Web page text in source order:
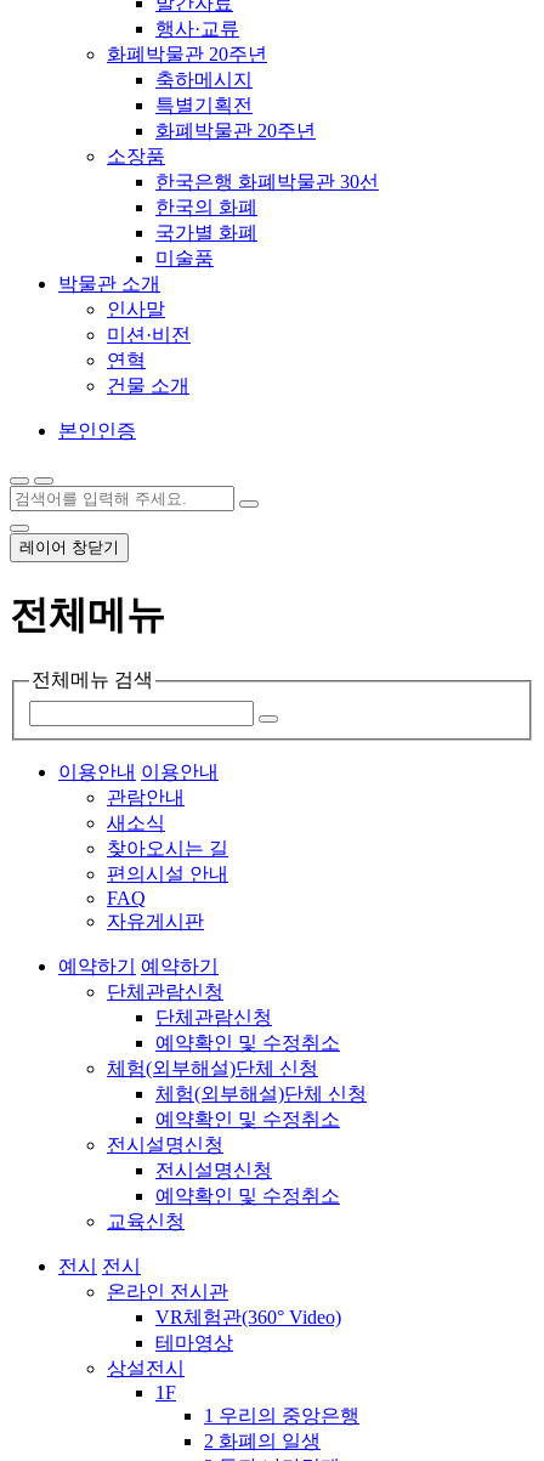
행사·교류
화폐박물관 20주년
축하메시지
특별기획전
화폐박물관 20주년
소장품
한국은행 화폐박물관 30선
한국의 화폐
국가별 화폐
미술품
박물관 소개
인사말
미션·비전
연혁
건물 소개
본인인증
레이어 창닫기
전체메뉴
전체메뉴 검색
이용안내 이용안내
관람안내
새소식
찾아오시는 길
편의시설 안내
FAQ
자유게시판
예약하기
예약하기
단체관람신청
단체관람신청
예약확인 및 수정취소
체험(외부해설)단체 신청
체험(외부해설)단체 신청
예약확인 및 수정취소
전시설명신청
전시설명신청
예약확인 및 수정취소
교육신청
전시
전시
온라인 전시관
VR체험관(360° Video)
테마영상
상설전시
1F
1 우리의 중앙은행
2 화폐의 일생